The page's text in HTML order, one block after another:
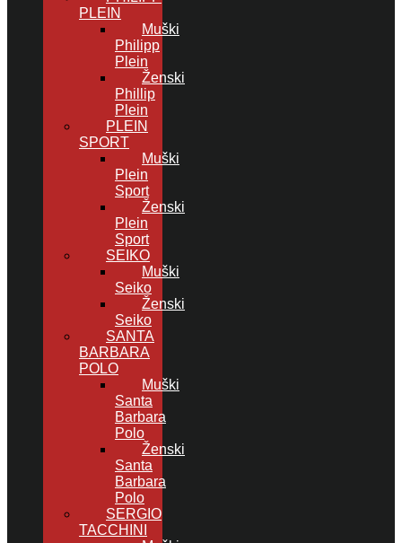
PLEIN
Muški
Philipp
Plein
Ženski
Phillip
Plein
PLEIN
SPORT
Muški
Plein
Sport
Ženski
Plein
Sport
SEIKO
Muški
Seiko
Ženski
Seiko
SANTA
BARBARA
POLO
Muški
Santa
Barbara
Polo
Ženski
Santa
Barbara
Polo
SERGIO
TACCHINI